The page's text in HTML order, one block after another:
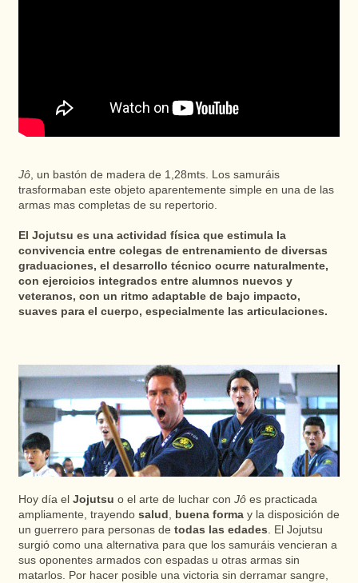
Jô, un bastón de madera de 1,28mts. Los samuráis
trasformaban este objeto aparentemente simple en una de las
armas mas completas de su repertorio.
El Jojutsu es una actividad física que estimula la
convivencia entre colegas de entrenamiento de diversas
graduaciones, el desarrollo técnico ocurre naturalmente,
con ejercicios integrados entre alumnos nuevos y
veteranos, con un ritmo adaptable de bajo impacto,
suaves para el cuerpo, especialmente las articulaciones.
Hoy día el Jojutsu o el arte de luchar con Jôes practicada
ampliamente, trayendo salud , buena formay la disposición de
un guerrero para personas de todas las edades. El Jojutsu
surgió como una alternativa para que los samuráis vencieran a
sus oponentes armados con espadas u otras armas sin
matarlos. Por hacer posible una victoria sin derramar sangre,